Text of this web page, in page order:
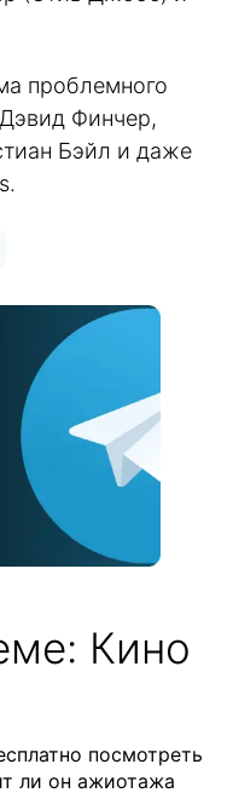
проблемного
Дэвид Финчер,
Бэйл и даже
Кино
посмотреть
ли он ажиотажа